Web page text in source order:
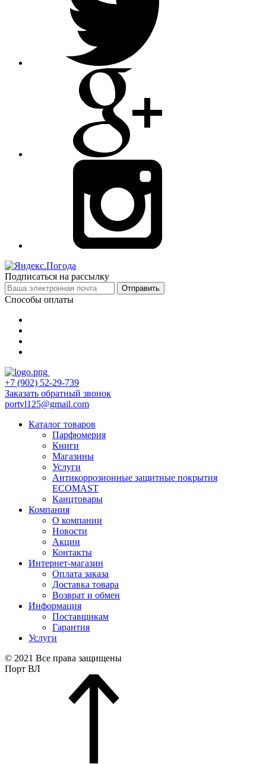
Подписаться на рассылку
Отправить
Способы оплаты
+7 (902) 52-29-739
Заказать обратный звонок
portvl125@gmail.com
Каталог товаров
Парфюмерия
Книги
Магазины
Услуги
Антикоррозионные защитные покрытия
ECOMAST
Канцтовары
Компания
О компании
Новости
Акции
Контакты
Интернет-магазин
Оплата заказа
Доставка товара
Возврат и обмен
Информация
Поставщикам
Гарантия
Услуги
© 2021 Все права защищены
Порт ВЛ